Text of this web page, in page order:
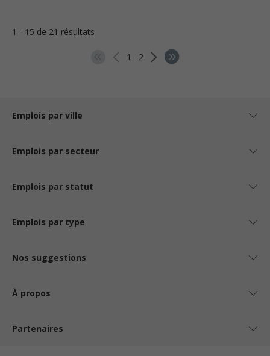
1 - 15 de 21 résultats
1 2
Emplois par ville
Emplois par secteur
Emplois par statut
Emplois par type
Nos suggestions
À propos
Partenaires